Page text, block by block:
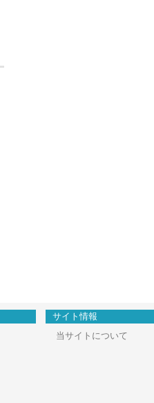
サイト情報
当サイトについて